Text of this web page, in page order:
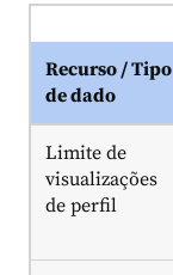
Recurso / Tipo
de dado
Limite de
visualizações
de perfil